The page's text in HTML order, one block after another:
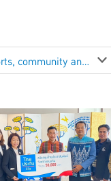
Support for education, sports, community and environmental